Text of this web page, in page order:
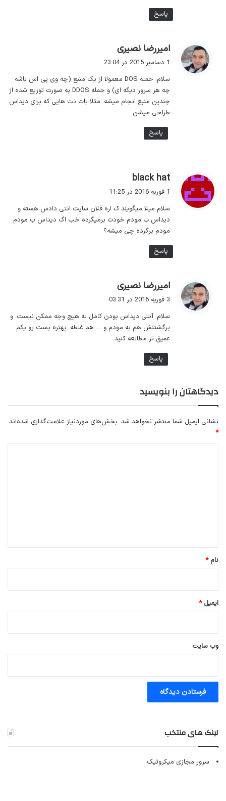
پاسخ
امیررضا نصیری
ف
:
1 دسامبر 2015 در 23:04
سلام. حمله DOS معمولا از یک منبع (چه وی پی اس باشه
چه هر سرور دیگه ای) و حمله DDOS به صورت توزیع شده از
چندین منبع انجام میشه. مثلا بات نت هایی که برای دیداس
طراحی میشن.
پاسخ
black hat
ف
:
1 فوریه 2016 در 11:25
سلام مپلا میگویند ک اره فلان سایت انتی دادس هسته و
دیداس ب مودم خودت برمیگرده خب اگ دیداس ب مودم
مودم برگرده چی میشه؟
پاسخ
امیررضا نصیری
ف
:
3 فوریه 2016 در 03:31
سلام. آنتی دیداس بودن کامل به هیچ وجه ممکن نیست. و
برگشتنش هم به مودم و … هم غلطه. بهتره پست رو یکم
عمیق تر مطالعه کنید.
پاسخ
دیدگاهتان را بنویسید
نشانی ایمیل شما منتشر نخواهد شد. بخش‌های موردنیاز علامت‌گذاری شده‌اند
*
نام*
ایمیل*
وب‌ سایت
لینک های منتخب
سرور مجازی میکروتیک